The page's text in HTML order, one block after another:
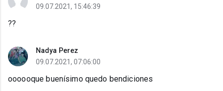
09.07.2021, 15:46:39
??
Nadya Perez
09.07.2021, 07:06:00
oooooque buenísimo quedo bendiciones